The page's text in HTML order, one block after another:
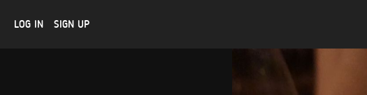
LOG IN SIGN UP